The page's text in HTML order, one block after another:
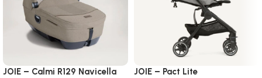
JOIE – Calmi R129 Navicella JOIE – Pact Lite